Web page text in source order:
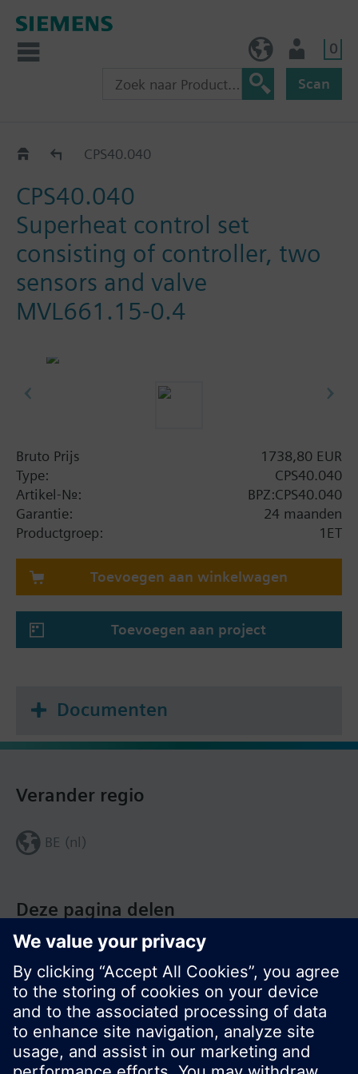
0
Scan
Valves and actuators - refrigeration
CPS40.040
CPS40.040
Superheat control set
consisting of controller, two
sensors and valve
MVL661.15-0.4
Bruto Prijs
1738,80 EUR
Type:
CPS40.040
Artikel-Nr.:
BPZ:CPS40.040
Garantie:
24 maanden
Productgroep:
1ET
Toevoegen aan winkelwagen
Toevoegen aan project
Documenten
Deze pagina delen
Verander regio
BE (nl)